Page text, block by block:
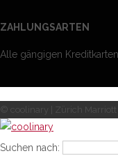
ZAHLUNGSARTEN
Alle gängigen
© coolinary | Zürich Marriott
Suchen nach: